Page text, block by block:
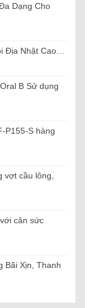
Dạng Cho
Địa Nhật Cao…
B Sử dụng
P155-S hàng
vợt cầu lông,
cân sức
Bãi Xịn, Thanh